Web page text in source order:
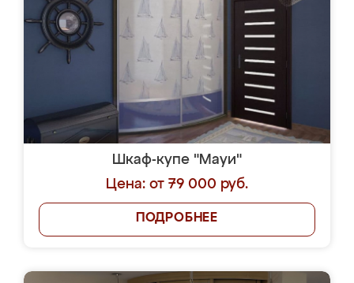
Шкаф-купе "Мауи"
Цена: от 79 000 руб.
ПОДРОБНЕЕ